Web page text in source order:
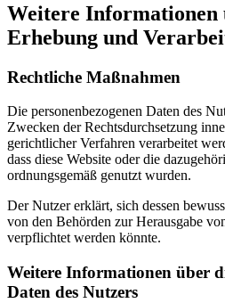
Weitere Informationen
Erhebung und
Rechtliche Maßnahmen
Die personenbezogenen Daten des
Zwecken der Rechtsdurchsetzung
gerichtlicher Verfahren verarbeitet
dass diese Website oder die
ordnungsgemäß genutzt wurden.
Der Nutzer erklärt, sich dessen
von den Behörden zur Herausgabe
verpflichtet werden könnte.
Weitere Informationen über
Daten des Nutzers